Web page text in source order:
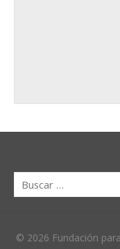
© 2026 Fundación